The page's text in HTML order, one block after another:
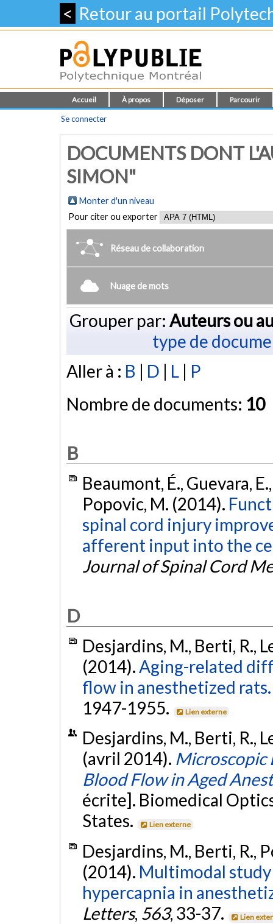
< Retour au portail
Accueil À propos Déposer Parcourir
Se connecter
DOCUMENTS DONT
SIMON"
Monter d'un niveau
Pour citer ou exporter
Réseau de collaboration
Nuage de mots
Grouper par: Auteurs ou
type de
Aller à : B | D | L | P
Nombre de documents: 10
B
Beaumont, É., Guevara,
Popovic, M. (2014).
spinal cord injury
afferent input into the
Journal of Spinal Cord
D
Desjardins, M., Berti, R.,
(2014).Aging-related
flow in anesthetized rats.
1947-1955.
Lien externe
Desjardins, M., Berti, R.,
(avril 2014). Microscopic
Blood Flow in Aged
écrite]. Biomedical
States.
Lien externe
Desjardins, M., Berti, R.,
(2014). Multimodal
hypercapnia in
Letters, 563, 33-37. Lien